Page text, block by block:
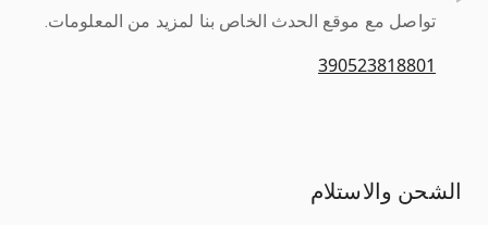
تواصل مع موقع الحدث الخاص بنا لمزيد من المعلومات.
390523818801
الشحن والاستلام